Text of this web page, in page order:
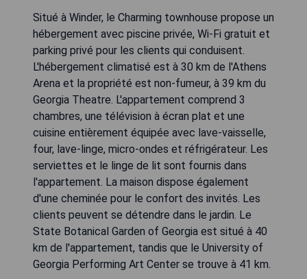
Situé à Winder, le Charming townhouse propose un
hébergement avec piscine privée, Wi-Fi gratuit et
parking privé pour les clients qui conduisent.
L'hébergement climatisé est à 30 km de l'Athens
Arena et la propriété est non-fumeur, à 39 km du
Georgia Theatre. L'appartement comprend 3
chambres, une télévision à écran plat et une
cuisine entièrement équipée avec lave-vaisselle,
four, lave-linge, micro-ondes et réfrigérateur. Les
serviettes et le linge de lit sont fournis dans
l'appartement. La maison dispose également
d'une cheminée pour le confort des invités. Les
clients peuvent se détendre dans le jardin. Le
State Botanical Garden of Georgia est situé à 40
km de l'appartement, tandis que le University of
Georgia Performing Art Center se trouve à 41 km.